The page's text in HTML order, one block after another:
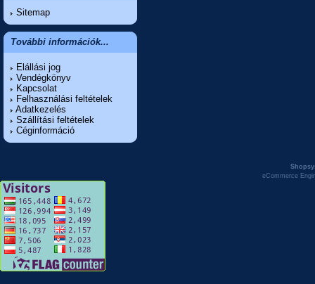
Sitemap
További információk...
Elállási jog
Vendégkönyv
Kapcsolat
Felhasználási feltételek
Adatkezelés
Szállítási feltételek
Céginformáció
eCommerce